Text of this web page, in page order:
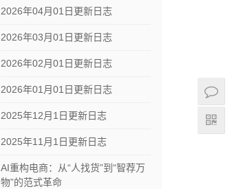
2026年04月01日更新日志
2026年03月01日更新日志
2026年02月01日更新日志
2026年01月01日更新日志
2025年12月1日更新日志
2025年11月1日更新日志
AI重构电商：从“人找货”到“智荐万
物”的范式革命